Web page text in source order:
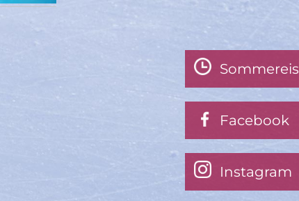
Sommereis
Facebook
Instagram